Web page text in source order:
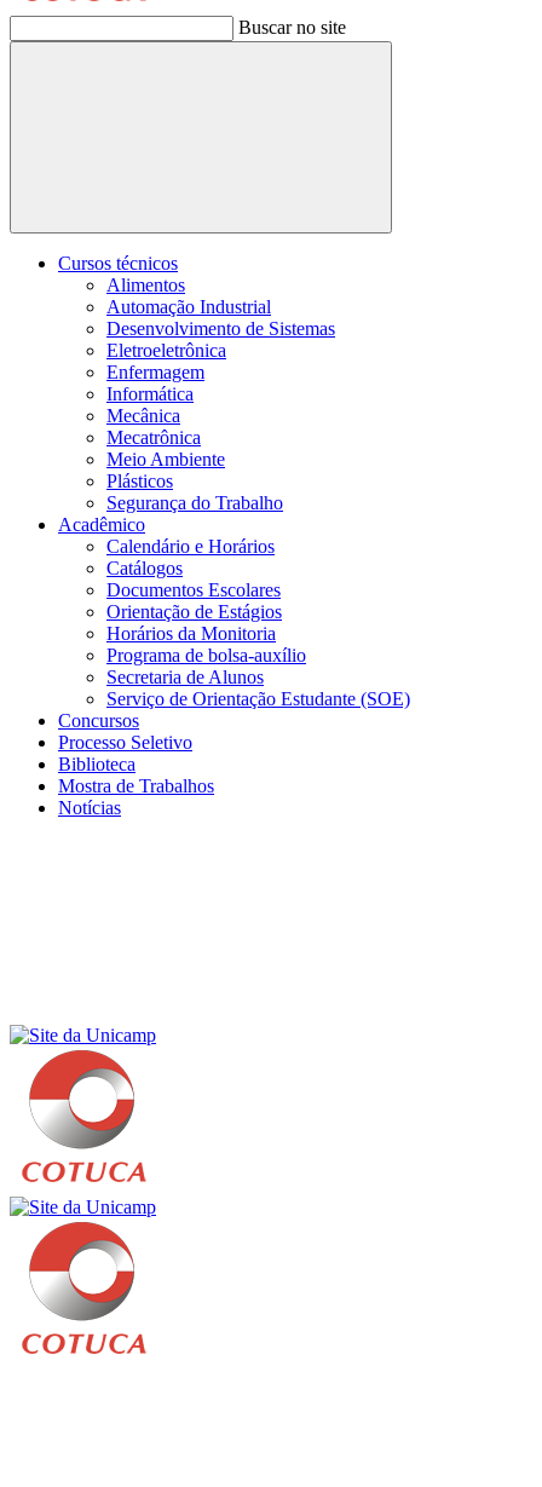
Buscar no site
Buscar
Cursos técnicos
Alimentos
Automação Industrial
Desenvolvimento de Sistemas
Eletroeletrônica
Enfermagem
Informática
Mecânica
Mecatrônica
Meio Ambiente
Plásticos
Segurança do Trabalho
Acadêmico
Calendário e Horários
Catálogos
Documentos Escolares
Orientação de Estágios
Horários da Monitoria
Programa de bolsa-auxílio
Secretaria de Alunos
Serviço de Orientação Estudante (SOE)
Concursos
Processo Seletivo
Biblioteca
Mostra de Trabalhos
Notícias